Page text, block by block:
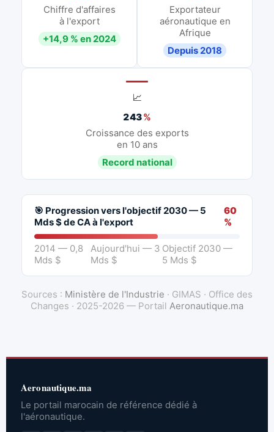
Chiffre d'affaires
à l'export
+14,9 % en 2024
Exportateur
aéronautique en
Afrique
Depuis 2018
📈
243%
Croissance des exports
en 10 ans
Record national
🎯 Progression vers l'objectif 2030 — 5
Mds $ de CA à l'export
60
%
2014 — 0,8
Mds $
Aujourd'hui — 3
Mds $
Objectif 2030 —
5 Mds $
Sources : Ministère de l'Industrie · GIMAS · Office des
Changes · 2025-2026 — Portail Aeronautique.ma
Aeronautique.ma
Le portail marocain de référence dédié à
l'aéronautique.